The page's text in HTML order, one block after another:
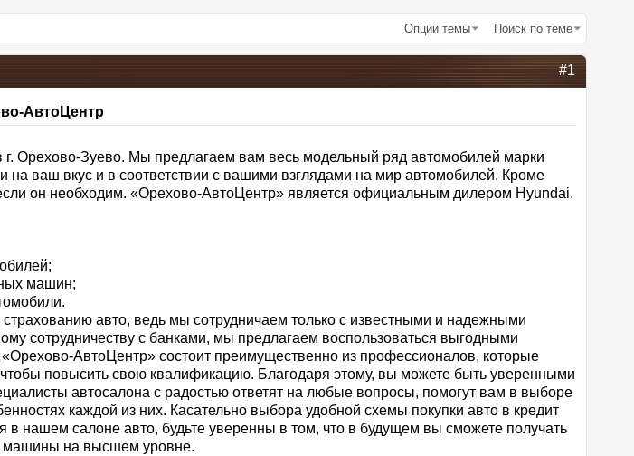
Опции темы Поиск по теме
#1
АвтоЦентр
г. Орехово-Зуево. Мы предлагаем вам весь модельный ряд автомобилей марки
на ваш вкус и в соответствии с вашими взглядами на мир автомобилей. Кроме
он необходим. «Орехово-АвтоЦентр» является официальным дилером Hyundai.
машин;
страхованию авто, ведь мы сотрудничаем только с известными и надежными
сотрудничеству с банками, мы предлагаем воспользоваться выгодными
АвтоЦентр» состоит преимущественно из профессионалов, которые
повысить свою квалификацию. Благодаря этому, вы можете быть уверенными
автосалона с радостью ответят на любые вопросы, помогут вам в выборе
каждой из них. Касательно выбора удобной схемы покупки авто в кредит
в нашем салоне авто, будьте уверенны в том, что в будущем вы сможете получать
машины на высшем уровне.